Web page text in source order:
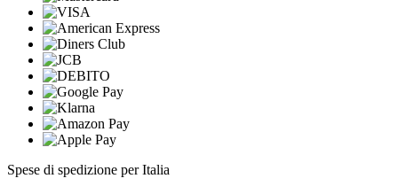
Spese di spedizione per Italia